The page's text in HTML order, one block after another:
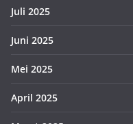
Juli 2025
Juni 2025
Mei 2025
April 2025